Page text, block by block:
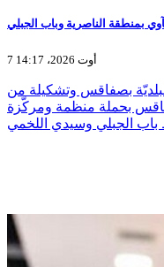
الناصرية وباب الجبلي
7 أوت 2026، 14:17
بصفاقس وتشكيلة من
بحملة منظمة ومركّزة